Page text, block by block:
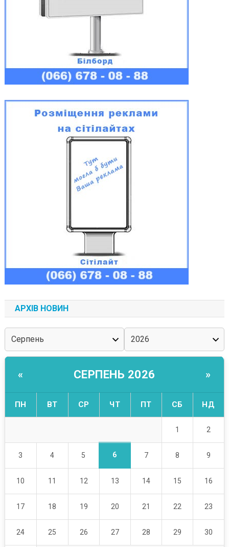
АРХІВ НОВИН
« СЕРПЕНЬ 2026 »
ПН ВТ СР ЧТ ПТ СБ НД
1 2
3 4 5 6 7 8 9
10 11 12 13 14 15 16
17 18 19 20 21 22 23
24 25 26 27 28 29 30